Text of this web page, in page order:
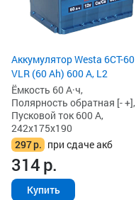
Аккумулятор Westa 6СТ-60
VLR (60 Ah) 600 А, L2
Ёмкость 60 А·ч,
Полярность обратная [- +],
Пусковой ток 600 А,
242x175x190
297р. при сдаче акб
314р.
Купить